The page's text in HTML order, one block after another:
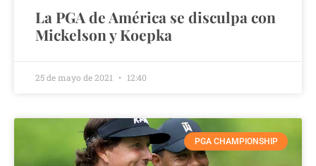
La PGA de América se disculpa con
Mickelson y Koepka
25 de mayo de 2021 12:40
PGA CHAMPIONSHIP